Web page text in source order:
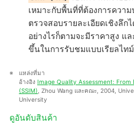
เหมาะกับพื้นที่ที่ต้องการควา
ตรวจสอบรายละเอียดเชิงลึ
อย่างไรก็ตามจะมีราคาสูง แ
ขึ้นในการรับชมแบบเรียลไทม์
แหล่งที่มา
อ้างอิง Image Quality Assessment:
(SSIM) , Zhou Wang และคณะ, 2004,
University
ดูอันดับสินค้า